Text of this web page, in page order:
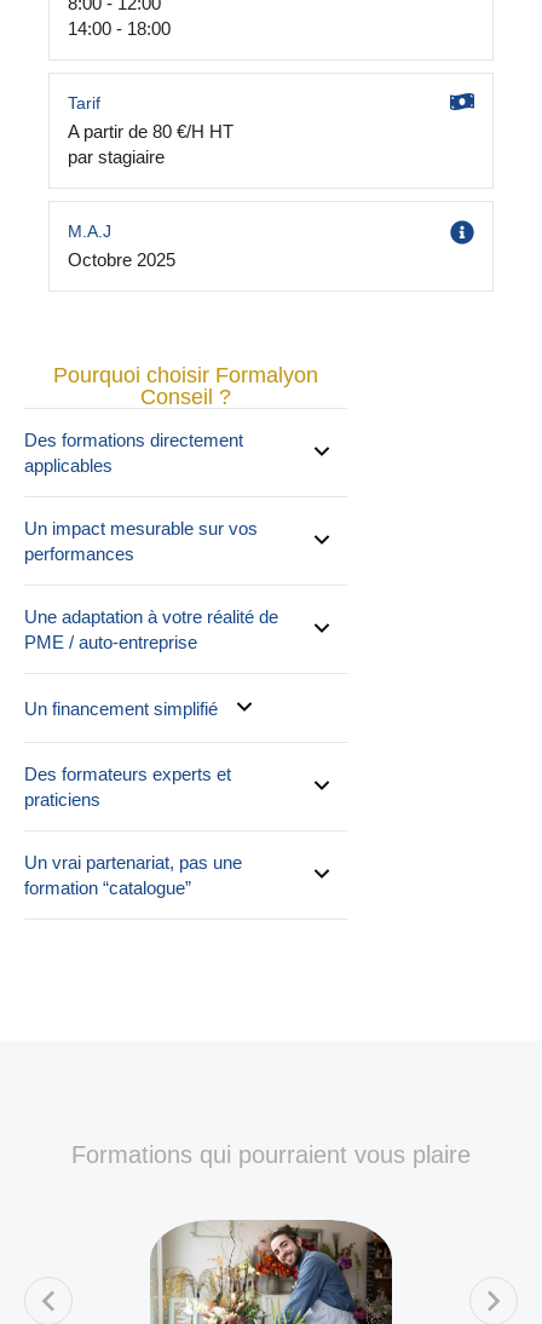
14:00 - 18:00
Tarif
A partir de 80 €/H HT
par stagiaire
M.A.J
Octobre 2025
Pourquoi choisir Formalyon
Conseil ?
Des formations directement
applicables
Un impact mesurable sur vos
performances
Une adaptation à votre réalité de
PME / auto-entreprise
Un financement simplifié
Des formateurs experts et
praticiens
Un vrai partenariat, pas une
formation “catalogue”
Formations qui pourraient vous plaire